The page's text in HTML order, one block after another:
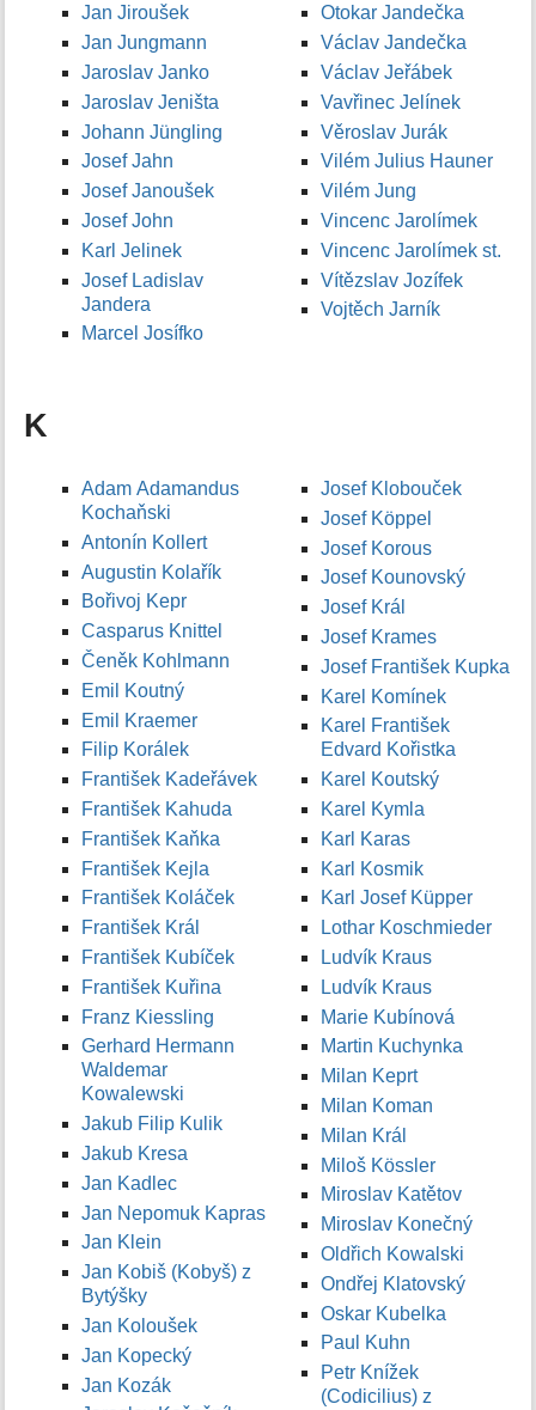
Jan Jiroušek
Jan Jungmann
Jaroslav Janko
Jaroslav Jeništa
Johann Jüngling
Josef Jahn
Josef Janoušek
Josef John
Karl Jelinek
Josef Ladislav
Jandera
Marcel Josífko
Otokar Jandečka
Václav Jandečka
Václav Jeřábek
Vavřinec Jelínek
Věroslav Jurák
Vilém Julius Hauner
Vilém Jung
Vincenc Jarolímek
Vincenc Jarolímek st.
Vítězslav Jozífek
Vojtěch Jarník
K
Adam Adamandus
Kochaňski
Antonín Kollert
Augustin Kolařík
Bořivoj Kepr
Casparus Knittel
Čeněk Kohlmann
Emil Koutný
Emil Kraemer
Filip Korálek
František Kadeřávek
František Kahuda
František Kaňka
František Kejla
František Koláček
František Král
František Kubíček
František Kuřina
Franz Kiessling
Gerhard Hermann
Waldemar
Kowalewski
Jakub Filip Kulik
Jakub Kresa
Jan Kadlec
Jan Nepomuk Kapras
Jan Klein
Jan Kobiš (Kobyš) z
Bytýšky
Jan Koloušek
Jan Kopecký
Jan Kozák
Josef Klobouček
Josef Köppel
Josef Korous
Josef Kounovský
Josef Král
Josef Krames
Josef František Kupka
Karel Komínek
Karel František
Edvard Kořistka
Karel Koutský
Karel Kymla
Karl Karas
Karl Kosmik
Karl Josef Küpper
Lothar Koschmieder
Ludvík Kraus
Ludvík Kraus
Marie Kubínová
Martin Kuchynka
Milan Keprt
Milan Koman
Milan Král
Miloš Kössler
Miroslav Katětov
Miroslav Konečný
Oldřich Kowalski
Ondřej Klatovský
Oskar Kubelka
Paul Kuhn
Petr Knížek
(Codicilius) z